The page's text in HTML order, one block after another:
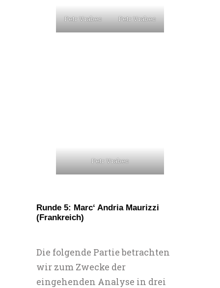
Petr Vrabec Petr Vrabec
Petr Vrabec
Runde 5: Marc‘ Andria Maurizzi
(Frankreich)
Die folgende Partie betrachten
wir zum Zwecke der
eingehenden Analyse in drei